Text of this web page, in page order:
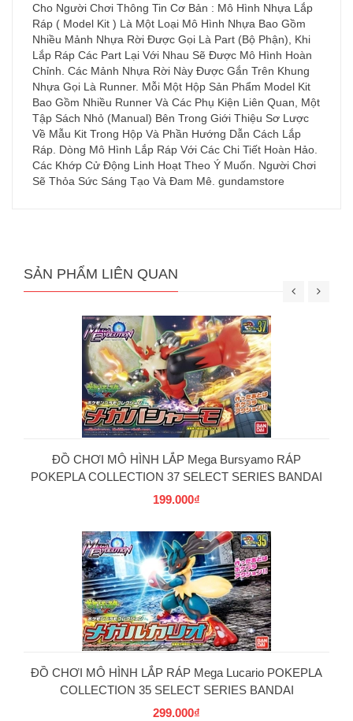
Cho Người Chơi Thông Tin Cơ Bản : Mô Hình Nhựa Lắp
Ráp ( Model Kit ) Là Một Loại Mô Hình Nhựa Bao Gồm
Nhiều Mảnh Nhựa Rời Được Gọi Là Part (Bộ Phận), Khi
Lắp Ráp Các Part Lại Với Nhau Sẽ Được Mô Hình Hoàn
Chỉnh. Các Mảnh Nhựa Rời Này Được Gắn Trên Khung
Nhựa Gọi Là Runner. Mỗi Một Hộp Sản Phẩm Model Kit
Bao Gồm Nhiều Runner Và Các Phụ Kiện Liên Quan, Một
Tập Sách Nhỏ (Manual) Bên Trong Giới Thiệu Sơ Lược
Về Mẫu Kit Trong Hộp Và Phần Hướng Dẫn Cách Lắp
Ráp. Dòng Mô Hình Lắp Ráp Với Các Chi Tiết Hoàn Hảo.
Các Khớp Cử Động Linh Hoạt Theo Ý Muốn. Người Chơi
Sẽ Thỏa Sức Sáng Tạo Và Đam Mê. gundamstore
SẢN PHẨM LIÊN QUAN
ĐỒ CHƠI MÔ HÌNH LẮP Mega Bursyamo RÁP
POKEPLA COLLECTION 37 SELECT SERIES BANDAI
199.000₫
ĐỒ CHƠI MÔ HÌNH LẮP RÁP Mega Lucario POKEPLA
COLLECTION 35 SELECT SERIES BANDAI
299.000₫